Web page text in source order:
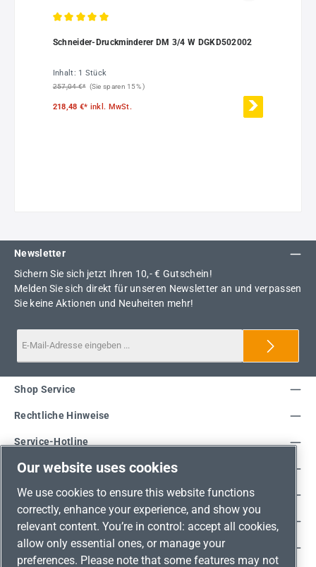
Schneider-Druckminderer DM 3/4 W DGKD502002
Inhalt: 1 Stück
257,04 €* (Sie sparen 15% )
218,48 €* inkl. MwSt.
Newsletter
Sichern Sie sich jetzt Ihren 10,- € Gutschein!
Melden Sie sich direkt für unseren Newsletter an und verpassen
Sie keine Aktionen und Neuheiten mehr!
Service-Hotline
Shop Service
Rechtliche Hinweise
Unsere Vorteile
Versandarten
Zahlungsarten
Adresse
Our website uses cookies
We use cookies to ensure this website functions
correctly, enhance your experience, and show you
relevant content. You’re in control: accept all cookies,
allow only essential ones, or manage your
preferences. Please note that some features may not